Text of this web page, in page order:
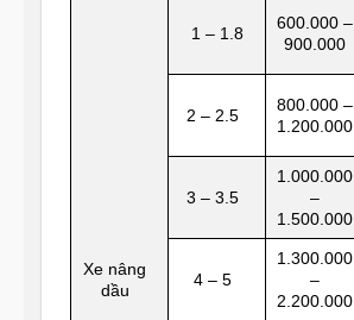
Xe nâng
dầu
1 – 1.8
600.000 –
900.000
2 – 2.5
800.000 –
1.200.000
3 – 3.5
1.000.000
–
1.500.000
4 – 5
1.300.000
–
2.200.000